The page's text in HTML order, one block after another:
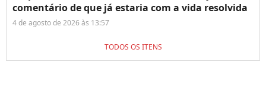
comentário de que já estaria com a vida resolvida
4 de agosto de 2026 às 13:57
TODOS OS ITENS